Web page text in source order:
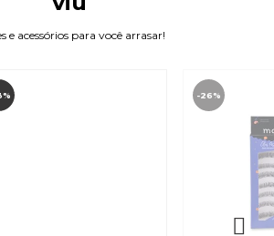
e acessórios para você arrasar!
-26%